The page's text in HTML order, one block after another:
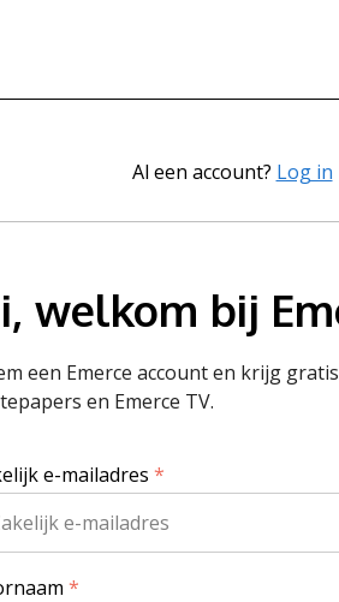
Al een account? Log in
welkom bij
een Emerce account en krijg
en Emerce TV.
e-mailadres *
*